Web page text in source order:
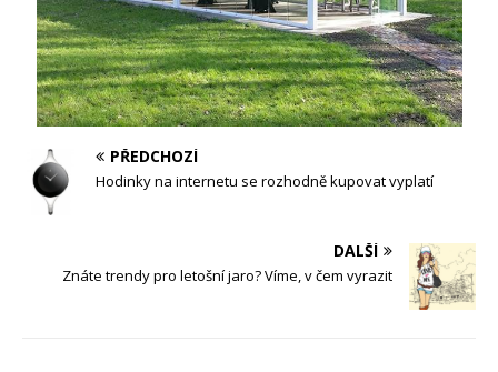
PŘEDCHOZÍ
Hodinky na internetu se rozhodně kupovat vyplatí
DALŠÍ
Znáte trendy pro letošní jaro? Víme, v čem vyrazit